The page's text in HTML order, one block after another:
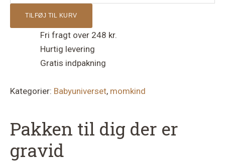
TILFØJ TIL KURV
Fri fragt over 248 kr.
Hurtig levering
Gratis indpakning
Kategorier: Babyuniverset, momkind
Pakken til dig der er
gravid